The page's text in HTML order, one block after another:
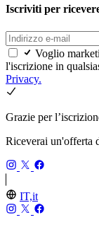
Iscriviti per
Voglio
l'iscrizione in
Privacy.
Grazie per
Riceverai un'offerta
IT,it